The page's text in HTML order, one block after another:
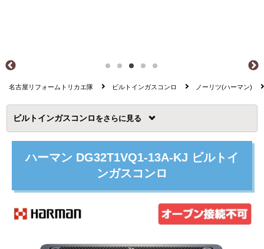
名古屋リフォームトリカエ隊 ビルトインガスコンロ ノーリツ(ハーマン)
ビルトインガスコンロ を
ハーマン DG32T1VQ1-13A-KJ ビルトイ
ンガスコンロ